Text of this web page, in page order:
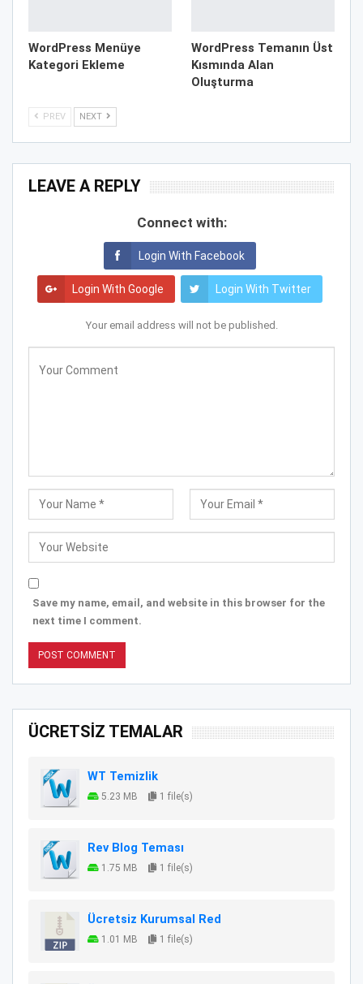
WordPress Menüye
Kategori Ekleme
WordPress Temanın Üst
Kısmında Alan
Oluşturma
PREV NEXT
LEAVE A REPLY
Connect with:
Login With Facebook
Login With Google Login With Twitter
Your email address will not be published.
Save my name, email, and website in this browser for the
next time I comment.
ÜCRETSİZ TEMALAR
WT Temizlik
5.23 MB 1 file(s)
Rev Blog Teması
1.75 MB 1 file(s)
Ücretsiz Kurumsal Red
1.01 MB 1 file(s)